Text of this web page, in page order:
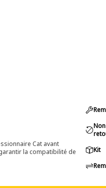
Cat avant
la compatibilité de
Non
Kit